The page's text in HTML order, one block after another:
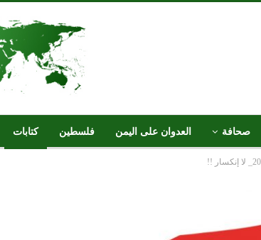
صحافة العدوان على اليمن فلسطين كتابات